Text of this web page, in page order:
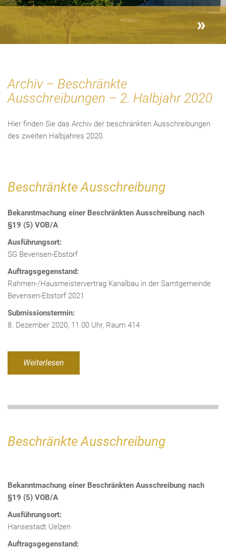
Archiv – Beschränkte
Ausschreibungen – 2. Halbjahr 2020
Hier finden Sie das Archiv der beschränkten Ausschreibungen
des zweiten Halbjahres 2020.
Beschränkte Ausschreibung
Bekanntmachung einer Beschränkten Ausschreibung nach
§19 (5) VOB/A
Ausführungsort:
SG Bevensen-Ebstorf
Auftragsgegenstand:
Rahmen-/Hausmeistervertrag Kanalbau in der Samtgemeinde
Bevensen-Ebstorf 2021
Submissionstermin:
8. Dezember 2020, 11.00 Uhr, Raum 414
Weiterlesen
Beschränkte Ausschreibung
Bekanntmachung einer Beschränkten Ausschreibung nach
§19 (5) VOB/A
Ausführungsort:
Hansestadt Uelzen
Auftragsgegenstand: